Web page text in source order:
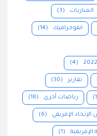
المباريات (3)
انفوجرافيك (14)
(4)
تقارير (30)
رياضات أخرى (18)
الإفريقي (6)
الإفريقية (1)